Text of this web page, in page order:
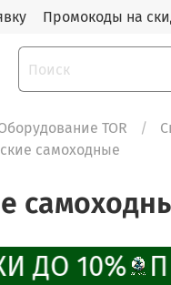
Промокоды на
TOR
самоходные
ДО 10%